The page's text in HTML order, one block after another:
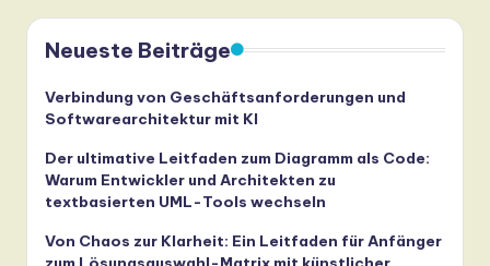
Neueste Beiträge
Verbindung von Geschäftsanforderungen und
Softwarearchitektur mit KI
Der ultimative Leitfaden zum Diagramm als Code:
Warum Entwickler und Architekten zu
textbasierten UML-Tools wechseln
Von Chaos zur Klarheit: Ein Leitfaden für Anfänger